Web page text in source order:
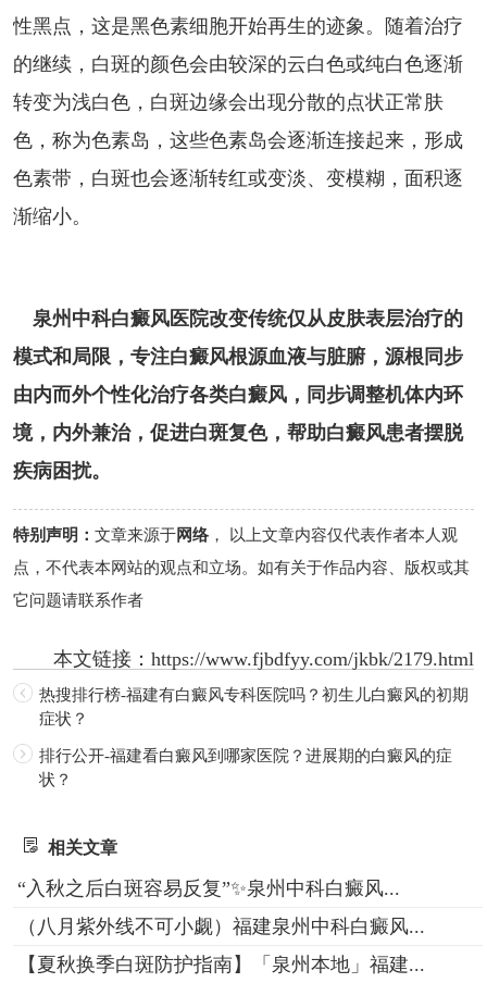
性黑点，这是黑色素细胞开始再生的迹象。随着治疗
的继续，白斑的颜色会由较深的云白色或纯白色逐渐
转变为浅白色，白斑边缘会出现分散的点状正常肤
色，称为色素岛，这些色素岛会逐渐连接起来，形成
色素带，白斑也会逐渐转红或变淡、变模糊，面积逐
渐缩小。
泉州中科白癜风医院改变传统仅从皮肤表层治疗的
模式和局限，专注白癜风根源血液与脏腑，源根同步
由内而外个性化治疗各类白癜风，同步调整机体内环
境，内外兼治，促进白斑复色，帮助白癜风患者摆脱
疾病困扰。
特别声明： 文章来源于网络， 以上文章内容仅代表作者本人观
点，不代表本网站的观点和立场。如有关于作品内容、版权或其
它问题请联系作者
本文链接：https://www.fjbdfyy.com/jkbk/2179.html
热搜排行榜-福建有白癜风专科医院吗？初生儿白癜风的初期
症状？
排行公开-福建看白癜风到哪家医院？进展期的白癜风的症
状？
相关文章
“入秋之后白斑容易反复”✨泉州中科白癜风...
（八月紫外线不可小觑）福建泉州中科白癜风...
【夏秋换季白斑防护指南】「泉州本地」福建...